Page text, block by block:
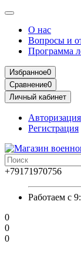
О нас
Вопросы и
Программа
Избранное0
Сравнение0
Личный кабинет
Авторизация
Регистрация
+79171970756
Работаем с
0
0
0